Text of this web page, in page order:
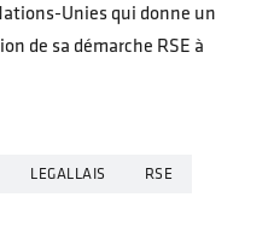
Unies qui donne un
de sa démarche RSE à
LEGALLAIS RSE